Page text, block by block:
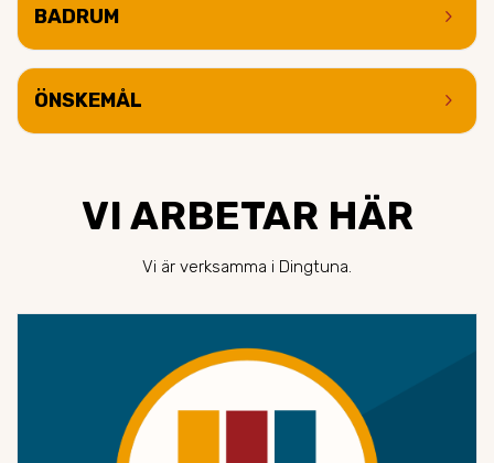
keyboard_arrow_right
BADRUM
keyboard_arrow_right
ÖNSKEMÅL
VI ARBETAR HÄR
Vi är verksamma i Dingtuna.